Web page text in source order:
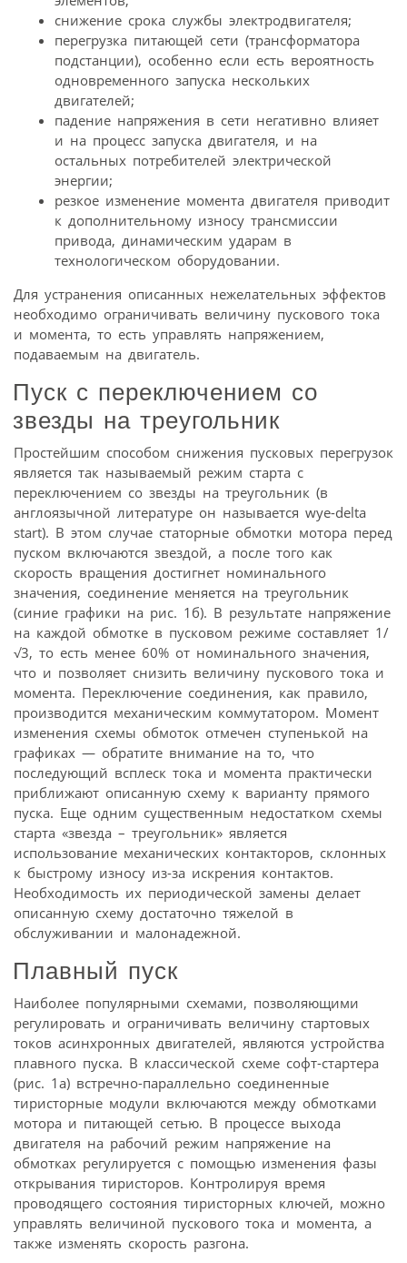
снижение срока службы электродвигателя;
перегрузка питающей сети (трансформатора
подстанции), особенно если есть вероятность
одновременного запуска нескольких
двигателей;
падение напряжения в сети негативно влияет
и на процесс запуска двигателя, и на
остальных потребителей электрической
энергии;
резкое изменение момента двигателя приводит
к дополнительному износу трансмиссии
привода, динамическим ударам в
технологическом оборудовании.
Для устранения описанных нежелательных эффектов
необходимо ограничивать величину пускового тока
и момента, то есть управлять напряжением,
подаваемым на двигатель.
Пуск с переключением со
звезды на треугольник
Простейшим способом снижения пусковых перегрузок
является так называемый режим старта с
переключением со звезды на треугольник (в
англоязычной литературе он называется wye-delta
start). В этом случае статорные обмотки мотора перед
пуском включаются звездой, а после того как
скорость вращения достигнет номинального
значения, соединение меняется на треугольник
(синие графики на рис. 1б). В результате напряжение
на каждой обмотке в пусковом режиме составляет 1/
√3, то есть менее 60% от номинального значения,
что и позволяет снизить величину пускового тока и
момента. Переключение соединения, как правило,
производится механическим коммутатором. Момент
изменения схемы обмоток отмечен ступенькой на
графиках — обратите внимание на то, что
последующий всплеск тока и момента практически
приближают описанную схему к варианту прямого
пуска. Еще одним существенным недостатком схемы
старта «звезда – треугольник» является
использование механических контакторов, склонных
к быстрому износу из-за искрения контактов.
Необходимость их периодической замены делает
описанную схему достаточно тяжелой в
обслуживании и малонадежной.
Плавный пуск
Наиболее популярными схемами, позволяющими
регулировать и ограничивать величину стартовых
токов асинхронных двигателей, являются устройства
плавного пуска. В классической схеме софт-стартера
(рис. 1а) встречно-параллельно соединенные
тиристорные модули включаются между обмотками
мотора и питающей сетью. В процессе выхода
двигателя на рабочий режим напряжение на
обмотках регулируется с помощью изменения фазы
открывания тиристоров. Контролируя время
проводящего состояния тиристорных ключей, можно
управлять величиной пускового тока и момента, а
также изменять скорость разгона.